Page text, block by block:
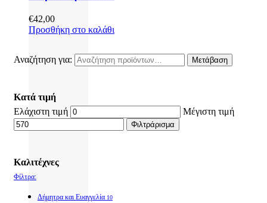
€42,00
Προσθήκη στο καλάθι
Αναζήτηση για: Μετάβαση
Κατά τιμή
Ελάχιστη τιμή
Μέγιστη τιμή
Φιλτράρισμα
Καλιτέχνες
Φίλτρα:
Δήμητρα και Ευαγγελία 10